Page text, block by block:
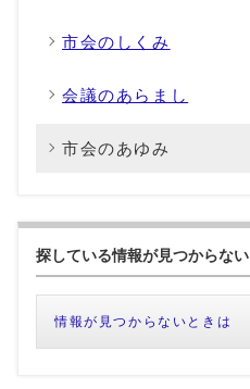
市会のしくみ
会議のあらまし
市会のあゆみ
探している情報が見つからない
情報が見つからないときは